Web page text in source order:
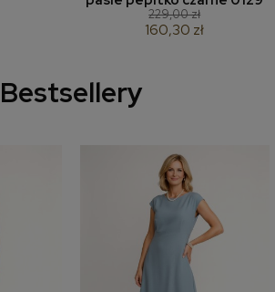
229,00 zł
160,30 zł
Bestsellery